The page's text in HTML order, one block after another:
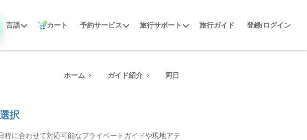
言語 カート 予約サービス 旅行サポート 旅行ガイド 登録/ログイン
ホーム ガイド紹介 阿日
択
程に合わせて対応可能なプライベートガイドや現地アテ